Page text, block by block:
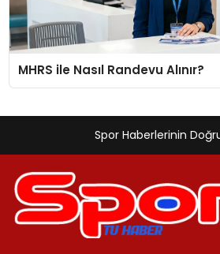
MHRS ile Nasıl Randevu Alınır?
Spor Haberlerinin